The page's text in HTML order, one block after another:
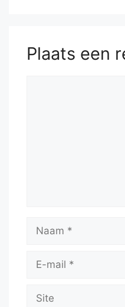
Plaats een
Naam
Site